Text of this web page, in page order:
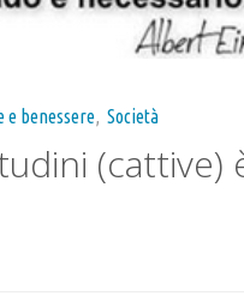
e benessere, Società
(cattive)